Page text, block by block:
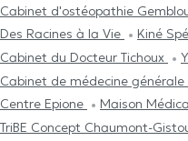
Cabinet d'ostéopathie
Des Racines à la Vie
Kiné
Cabinet du Docteur Tichoux
Cabinet de médecine générale
Centre Epione
Maison
TriBE Concept Chaumont-